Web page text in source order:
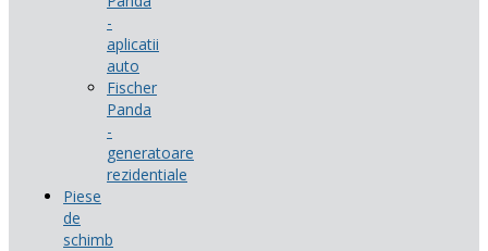
-
aplicatii
auto
Fischer
Panda
-
generatoare
rezidentiale
Piese
de
schimb